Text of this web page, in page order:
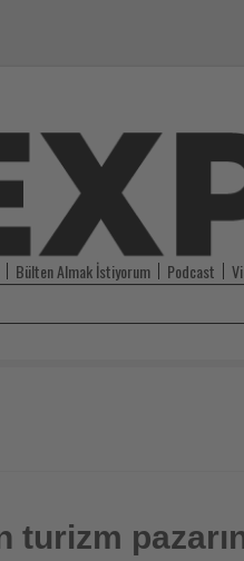
Bülten Almak İstiyorum Podcast
turizm